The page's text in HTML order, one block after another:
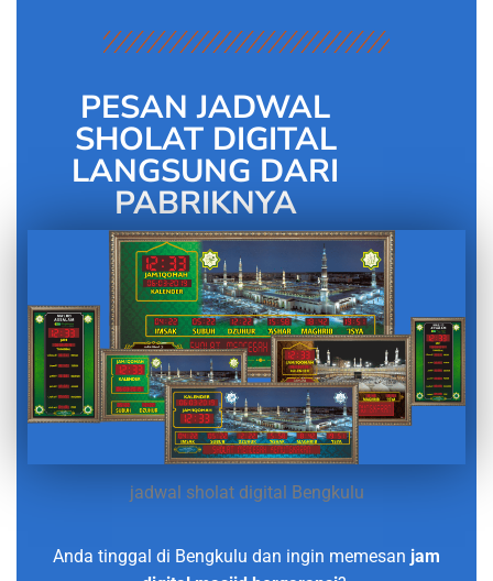
PESAN JADWAL
SHOLAT DIGITAL
LANGSUNG DARI
PABRIKNYA
jadwal sholat digital Bengkulu
Anda tinggal di Bengkulu dan ingin memesan jam